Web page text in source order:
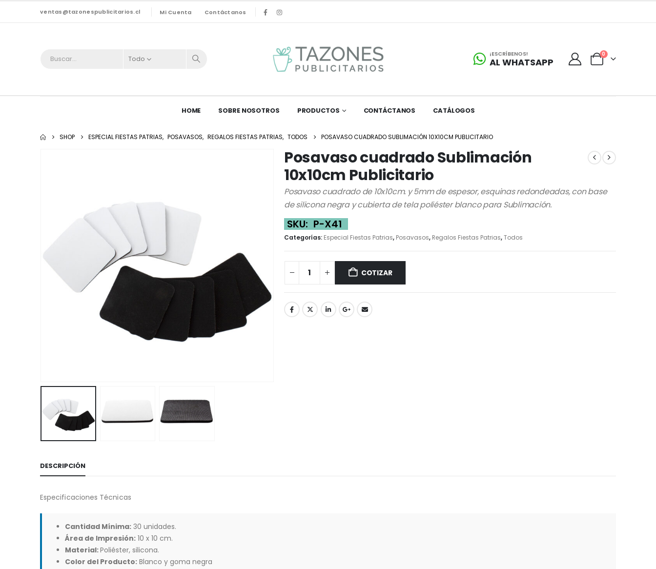
ventas@tazonespublicitarios.cl Mi Cuenta Contáctanos
Todo
¡ESCRÍBENOS!
AL WHATSAPP
0
HOME SOBRE NOSOTROS PRODUCTOS CONTÁCTANOS CATÁLOGOS
SHOP ESPECIAL FIESTAS PATRIAS, POSAVASOS, REGALOS FIESTAS PATRIAS, TODOS POSAVASO CUADRADO SUBLIMACIÓN 10X10CM PUBLICITARIO
Posavaso cuadrado Sublimación
10x10cm Publicitario
Posavaso cuadrado de 10x10cm. y 5mm de espesor, esquinas redondeadas, con base
de silicona negra y cubierta de tela poliéster blanco para Sublimación.
SKU: P-X41
Categorías: Especial Fiestas Patrias, Posavasos, Regalos Fiestas Patrias,Todos
COTIZAR
DESCRIPCIÓN
Especificaciones Técnicas
Cantidad Mínima: 30 unidades.
Área de Impresión: 10 x 10 cm.
Material:Poliéster, silicona.
Color del Producto: Blanco y goma negra